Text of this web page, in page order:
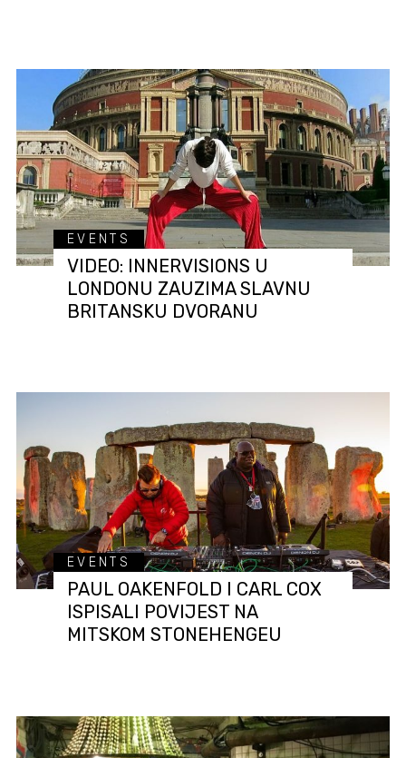
EVENTS
VIDEO: INNERVISIONS U
LONDONU ZAUZIMA SLAVNU
BRITANSKU DVORANU
EVENTS
PAUL OAKENFOLD I CARL COX
ISPISALI POVIJEST NA
MITSKOM STONEHENGEU